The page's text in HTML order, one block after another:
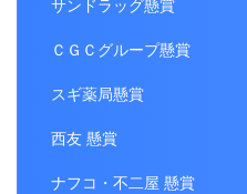
サンドラッグ懸賞
ＣＧＣグループ懸賞
スギ薬局懸賞
西友 懸賞
ナフコ・不二屋 懸賞